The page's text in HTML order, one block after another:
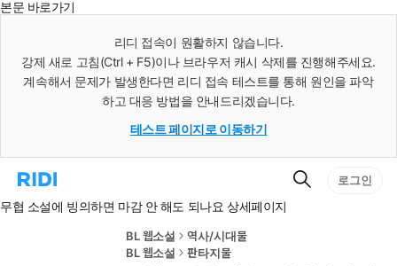
본문 바로가기
리디 접속이 원활하지 않습니다.
강제 새로 고침(Ctrl + F5)이나 브라우저 캐시 삭제를 진행해주세요.
계속해서 문제가 발생한다면 리디 접속 테스트를 통해 원인을 파악
하고 대응 방법을 안내드리겠습니다.
테스트 페이지로 이동하기
리
홈
검
색
로그인
무협 소설에 빙의하면 마감 안 해도 되나요 상세페이지
BL 웹소설
역사/시대물
BL 웹소설
판타지물